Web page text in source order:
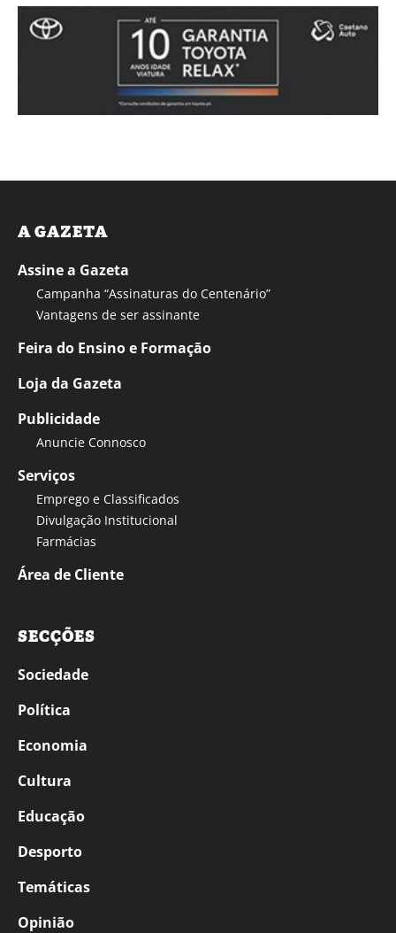
A GAZETA
Assine a Gazeta
Campanha “Assinaturas do Centenário”
Vantagens de ser assinante
Feira do Ensino e Formação
Loja da Gazeta
Publicidade
Anuncie Connosco
Serviços
Emprego e Classificados
Divulgação Institucional
Farmácias
Área de Cliente
SECÇÕES
Sociedade
Política
Economia
Cultura
Educação
Desporto
Temáticas
Opinião